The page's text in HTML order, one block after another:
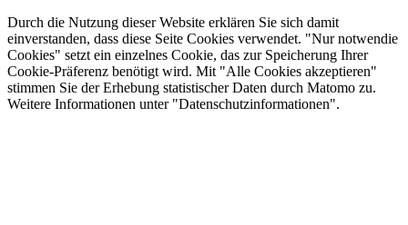
Durch die Nutzung dieser Website erklären Sie sich damit
einverstanden, dass diese Seite Cookies verwendet. "Nur notwendie
Cookies" setzt ein einzelnes Cookie, das zur Speicherung Ihrer
Cookie-Präferenz benötigt wird. Mit "Alle Cookies akzeptieren"
stimmen Sie der Erhebung statistischer Daten durch Matomo zu.
Weitere Informationen unter "Datenschutzinformationen".